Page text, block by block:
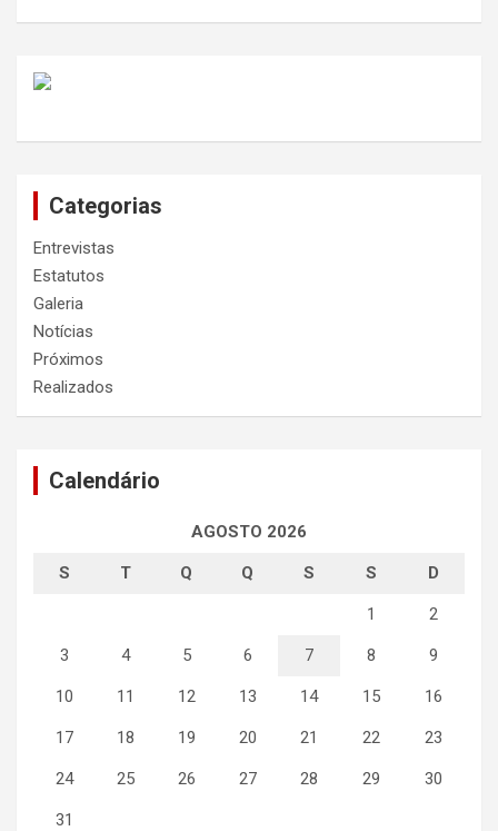
Categorias
Entrevistas
Estatutos
Galeria
Notícias
Próximos
Realizados
Calendário
AGOSTO 2026
S T Q Q S S D
1 2
3 4 5 6 7 8 9
10 11 12 13 14 15 16
17 18 19 20 21 22 23
24 25 26 27 28 29 30
31